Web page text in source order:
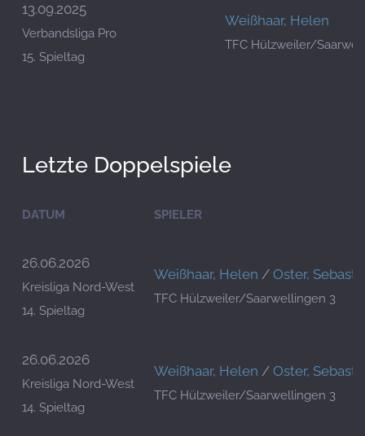
13.09.2025
Verbandsliga Pro
15. Spieltag
Weißhaar, Helen
TFC Hülzweiler/
Letzte Doppelspiele
DATUM SPIELER
26.06.2026
Kreisliga Nord-West
14. Spieltag
Weißhaar, Helen / Oster,
TFC Hülzweiler/Saarwellingen 3
26.06.2026
Kreisliga Nord-West
14. Spieltag
Weißhaar, Helen / Oster,
TFC Hülzweiler/Saarwellingen 3